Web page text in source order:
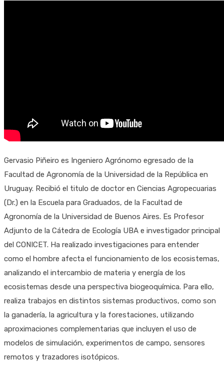
Gervasio Piñeiro es Ingeniero Agrónomo egresado de la
Facultad de Agronomía de la Universidad de la República en
Uruguay. Recibió el titulo de doctor en Ciencias Agropecuarias
(Dr.) en la Escuela para Graduados, de la Facultad de
Agronomía de la Universidad de Buenos Aires. Es Profesor
Adjunto de la Cátedra de Ecología UBA e investigador principal
del CONICET. Ha realizado investigaciones para entender
como el hombre afecta el funcionamiento de los ecosistemas,
analizando el intercambio de materia y energía de los
ecosistemas desde una perspectiva biogeoquímica. Para ello,
realiza trabajos en distintos sistemas productivos, como son
la ganadería, la agricultura y la forestaciones, utilizando
aproximaciones complementarias que incluyen el uso de
modelos de simulación, experimentos de campo, sensores
remotos y trazadores isotópicos.